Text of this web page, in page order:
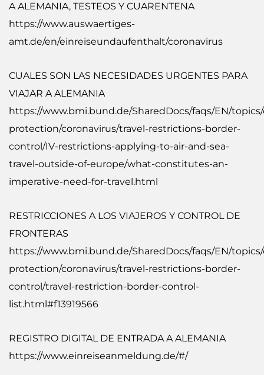
A ALEMANIA, TESTEOS Y CUARENTENA
https://www.auswaertiges-
amt.de/en/einreiseundaufenthalt/coronavirus
CUALES SON LAS NECESIDADES URGENTES PARA
VIAJAR A ALEMANIA
https://www.bmi.bund.de/SharedDocs/faqs/EN/
protection/coronavirus/travel-restrictions-border-
control/IV-restrictions-applying-to-air-and-sea-
travel-outside-of-europe/what-constitutes-an-
imperative-need-for-travel.html
RESTRICCIONES A LOS VIAJEROS Y CONTROL DE
FRONTERAS
https://www.bmi.bund.de/SharedDocs/faqs/EN/
protection/coronavirus/travel-restrictions-border-
control/travel-restriction-border-control-
list.html#f13919566
REGISTRO DIGITAL DE ENTRADA A ALEMANIA
https://www.einreiseanmeldung.de/#/